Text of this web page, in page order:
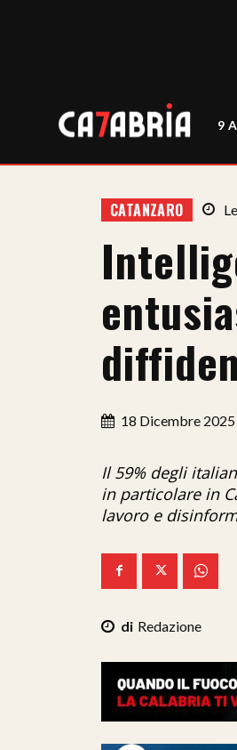
9
CATANZARO
18 Dicembre
Il 59% degli
in particolare in
lavoro e
Redazione